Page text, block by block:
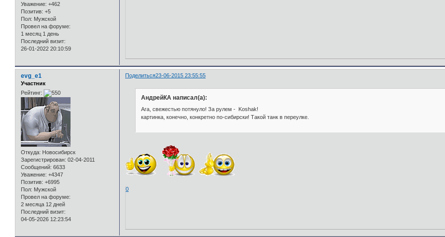
Уважение: +462
Позитив: +5
Пол: Мужской
Провел на форуме:
1 месяц 1 день
Последний визит:
26-01-2022 20:10:59
Поделиться23-06-2015 23:55:55
evg_e1
Участник
Рейтинг:
Откуда: Новосибирск
Зарегистрирован: 02-04-2011
Сообщений: 6633
Уважение: +4347
Позитив: +6995
Пол: Мужской
Провел на форуме:
2 месяца 12 дней
Последний визит:
04-05-2026 12:23:54
АндрейКА написал(а):
Ага, свежестью потянуло! За рулем - Koshak!
картинка, конечно, конкретно по-сибирски! Такой танк в переулке.
0